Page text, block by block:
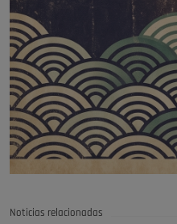
Noticias relacionadas